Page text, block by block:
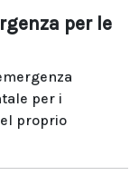
per le
per i
proprio